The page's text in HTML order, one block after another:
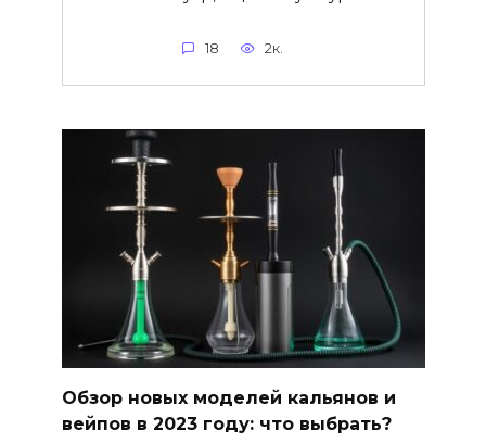
18 2к.
Обзор новых моделей кальянов и
вейпов в 2023 году: что выбрать?